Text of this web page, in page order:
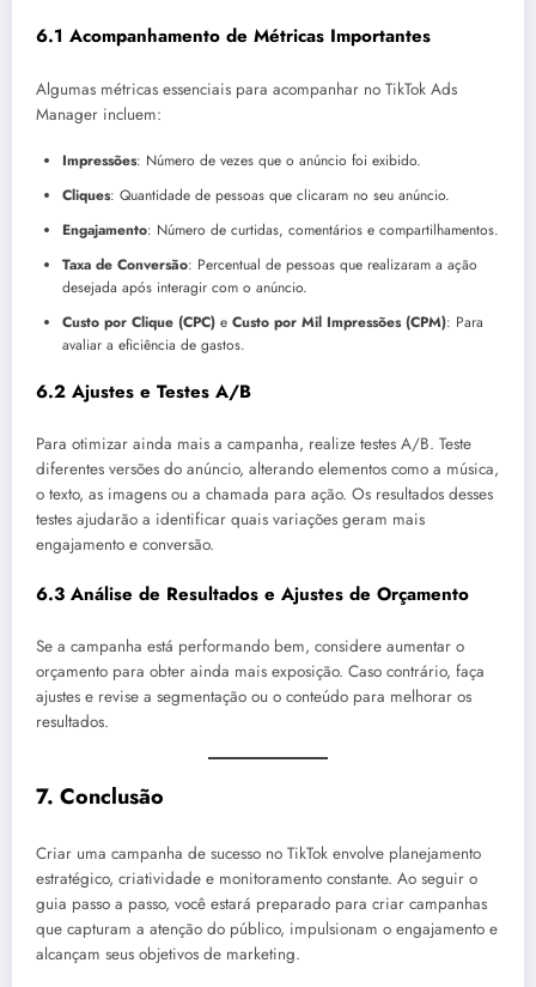
6.1 Acompanhamento de Métricas Importantes
Algumas métricas essenciais para acompanhar no TikTok Ads
Manager incluem:
Impressões: Número de vezes que o anúncio foi exibido.
Cliques: Quantidade de pessoas que clicaram no seu anúncio.
Engajamento: Número de curtidas, comentários e compartilhamentos.
Taxa de Conversão: Percentual de pessoas que realizaram a ação
desejada após interagir com o anúncio.
Custo por Clique (CPC) e Custo por Mil Impressões (CPM): Para
avaliar a eficiência de gastos.
6.2 Ajustes e Testes A/B
Para otimizar ainda mais a campanha, realize testes A/B. Teste
diferentes versões do anúncio, alterando elementos como a música,
o texto, as imagens ou a chamada para ação. Os resultados desses
testes ajudarão a identificar quais variações geram mais
engajamento e conversão.
6.3 Análise de Resultados e Ajustes de Orçamento
Se a campanha está performando bem, considere aumentar o
orçamento para obter ainda mais exposição. Caso contrário, faça
ajustes e revise a segmentação ou o conteúdo para melhorar os
resultados.
7. Conclusão
Criar uma campanha de sucesso no TikTok envolve planejamento
estratégico, criatividade e monitoramento constante. Ao seguir o
guia passo a passo, você estará preparado para criar campanhas
que capturam a atenção do público, impulsionam o engajamento e
alcançam seus objetivos de marketing.